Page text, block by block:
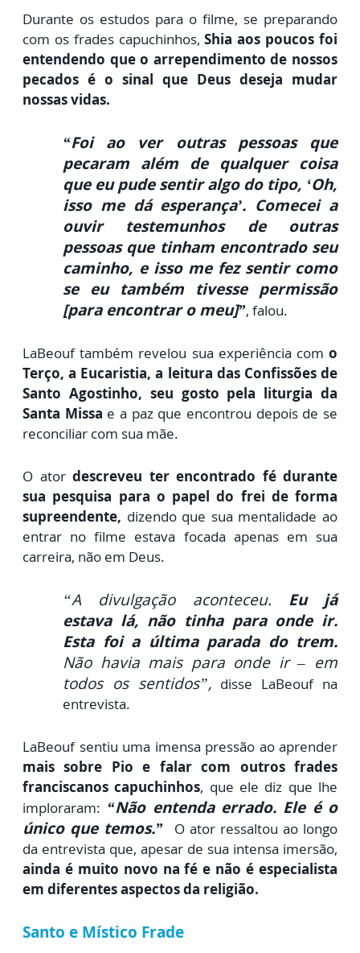
Durante os estudos para o filme, se preparando
com os frades capuchinhos,Shia aos poucos foi
entendendo que o arrependimento de nossos
pecados é o sinal que Deus deseja mudar
nossas vidas.
“Foi ao ver outras pessoas que
pecaram além de qualquer coisa
que eu pude sentir algo do tipo, ‘Oh,
isso me dá esperança’. Comecei a
ouvir testemunhos de outras
pessoas que tinham encontrado seu
caminho, e isso me fez sentir como
se eu também tivesse permissão
[para encontrar o meu]”, falou.
LaBeouf também revelou sua experiência com o
Terço, a Eucaristia, a leitura das Confissões de
Santo Agostinho, seu gosto pela liturgia da
Santa Missa e a paz que encontrou depois de se
reconciliar com sua mãe.
O ator descreveu ter encontrado fé durante
sua pesquisa para o papel do frei de forma
supreendente, dizendo que sua mentalidade ao
entrar no filme estava focada apenas em sua
carreira, não em Deus.
“A divulgação aconteceu. Eu já
estava lá, não tinha para onde ir.
Esta foi a última parada do trem.
Não havia mais para onde ir – em
todos os sentidos”, disse LaBeouf na
entrevista.
LaBeouf sentiu uma imensa pressão ao aprender
mais sobre Pio e falar com outros frades
franciscanos capuchinhos, que ele diz que lhe
imploraram: “Não entenda errado. Ele é o
único que temos.”
O ator ressaltou ao longo
da entrevista que, apesar de sua intensa imersão,
ainda é muito novo na fé e não é especialista
em diferentes aspectos da religião.
Santo e Místico Frade